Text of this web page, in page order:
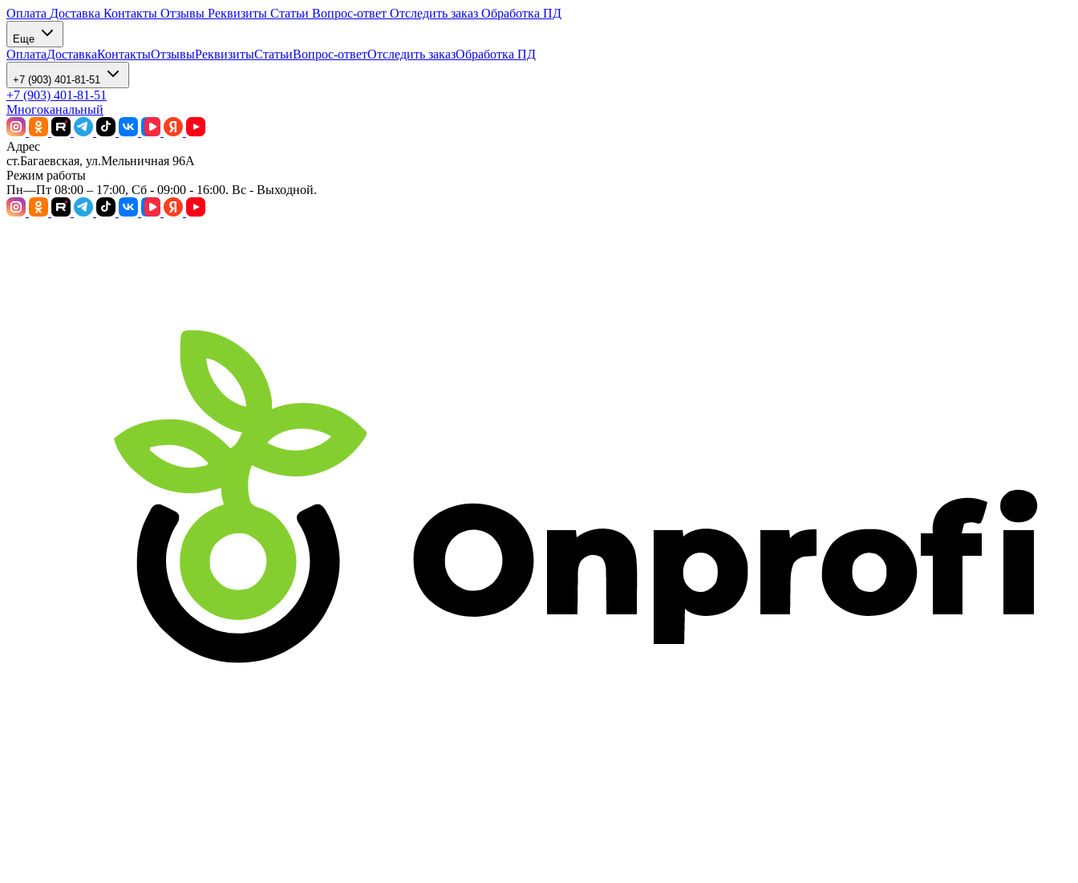
Оплата Доставка Контакты Отзывы Реквизиты Статьи Вопрос-ответ Отследить заказ Обработка ПД
Еще
ОплатаДоставкаКонтактыОтзывыРеквизитыСтатьиВопрос-ответОтследить заказОбработка ПД
+7 (903) 401-81-51
+7 (903) 401-81-51
Многоканальный
Адрес
ст.Багаевская, ул.Мельничная 96А
Режим работы
Пн—Пт 08:00 – 17:00, Сб - 09:00 - 16:00. Вс - Выходной.